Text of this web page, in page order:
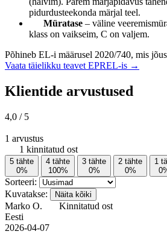
pidurdusteekonda märjal teel.
Müratase – väline
klass on vaikseim, C on valjem.
Põhineb EL-i määrusel 2020/740, mis
Vaata täielikku teavet EPREL-is →
Klientide arvustused
4,0 / 5
1 arvustus
1 kinnitatud ost
5 tähte
0%
4 tähte
100%
3 tähte
0%
2 tähte
0%
1
Sorteeri:
Kuvatakse:
Näita kõiki
Marko O.
Kinnitatud ost
Eesti
2026-04-07